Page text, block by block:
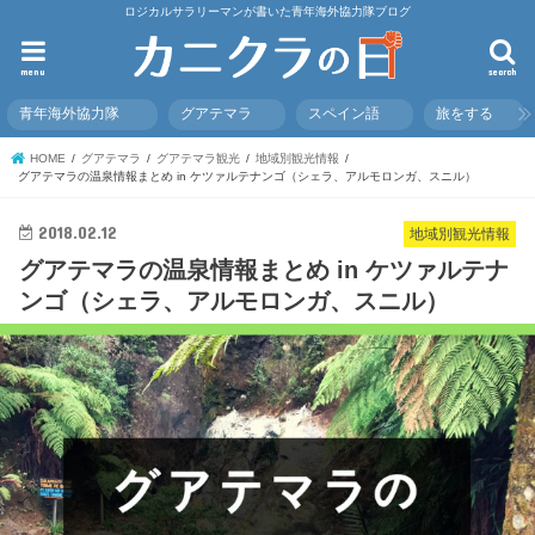
ロジカルサラリーマンが書いた青年海外協力隊ブログ
search
menu
青年海外協力隊 グアテマラ スペイン語 旅をする
HOME グアテマラ グアテマラ観光
地域別観光情報
グアテマラの温泉情報まとめ in ケツァルテナンゴ（シェラ、アルモロンガ、スニル）
地域別観光情報
2018.02.12
グアテマラの温泉情報まとめ in ケツァルテナ
ンゴ（シェラ、アルモロンガ、スニル）